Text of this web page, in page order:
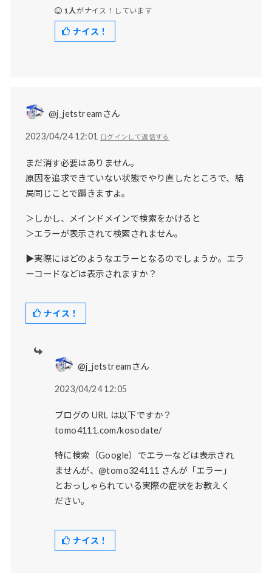
1人がナイス！しています
ナイス！
@j_jetstreamさん
2023/04/24 12:01 ログインして返信する
まだ消す必要はありません。
原因を追求できていない状態でやり直したところで、結
局同じことで躓きますよ。
＞しかし、メインドメインで検索をかけると
＞エラーが表示されて検索されません。
▶実際にはどのようなエラーとなるのでしょうか。エラ
ーコードなどは表示されますか？
ナイス！
@j_jetstreamさん
2023/04/24 12:05
ブログの URL は以下ですか？
tomo4111.com/kosodate/
特に検索（Google）でエラーなどは表示され
ませんが、@tomo324111 さんが「エラー」
とおっしゃられている実際の症状をお教えく
ださい。
ナイス！